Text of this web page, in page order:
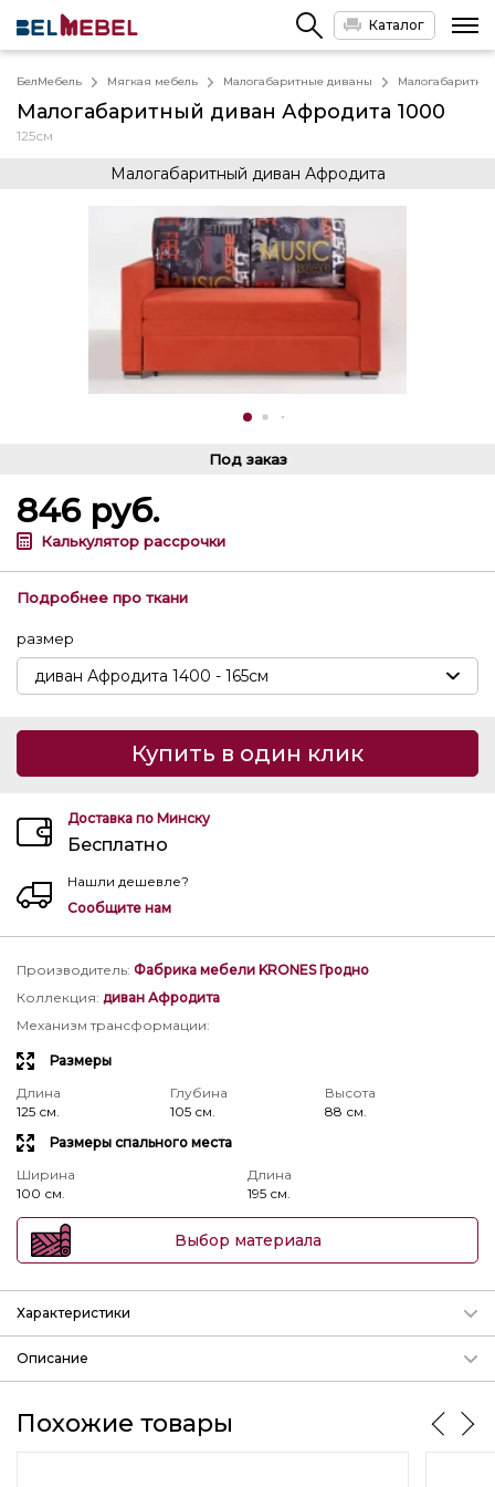
Каталог
БелМебель Мягкая мебель Малогабаритные диваны
Малогабаритный диван Афродита 1000
125см
Малогабаритный диван Афродита
Под заказ
846 руб.
Калькулятор рассрочки
Подробнее про ткани
размер
Купить в один клик
Доставка по Минску
Бесплатно
Нашли дешевле?
Сообщите нам
Производитель: Фабрика мебели KRONES Гродно
Коллекция: диван Афродита
Механизм трансформации:
Размеры
Длина
125 см.
Глубина
105 см.
Высота
88 см.
Размеры спального места
Ширина
100 см.
Длина
195 см.
Выбор материала
Характеристики
Подробнее о механизмах
Длина Глубина
Описание
дгв:.1250-1050-880мм. спальное место шд: 1000-1950
мм.
Похожие товары